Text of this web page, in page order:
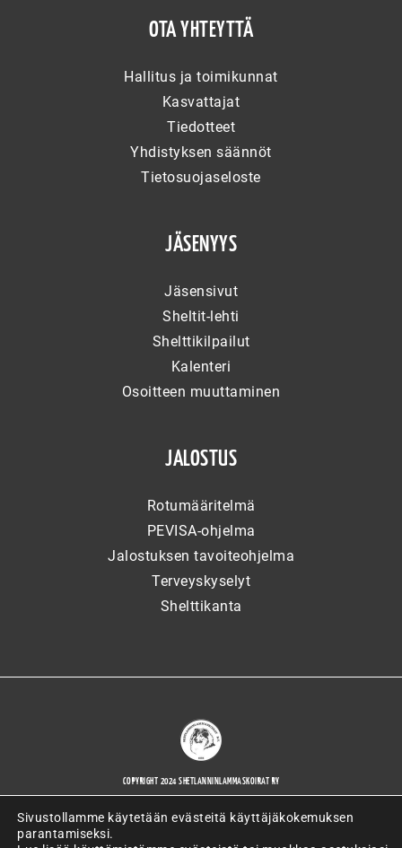
OTA YHTEYTTÄ
Hallitus ja toimikunnat
Kasvattajat
Tiedotteet
Yhdistyksen säännöt
Tietosuojaseloste
JÄSENYYS
Jäsensivut
Sheltit-lehti
Shelttikilpailut
Kalenteri
Osoitteen muuttaminen
JALOSTUS
Rotumääritelmä
PEVISA-ohjelma
Jalostuksen tavoiteohjelma
Terveyskyselyt
Shelttikanta
COPYRIGHT 2024 SHETLANNINLAMMASKOIRAT RY
Sivustollamme käytetään evästeitä käyttäjäkokemuksen
parantamiseksi.